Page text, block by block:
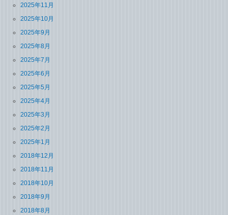
2025年11月
2025年10月
2025年9月
2025年8月
2025年7月
2025年6月
2025年5月
2025年4月
2025年3月
2025年2月
2025年1月
2018年12月
2018年11月
2018年10月
2018年9月
2018年8月